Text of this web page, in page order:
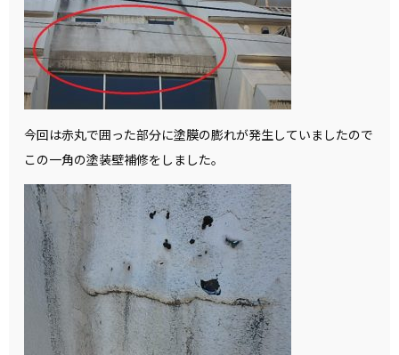
今回は赤丸で囲った部分に塗膜の膨れが発生していましたので
この一角の塗装壁補修をしました。